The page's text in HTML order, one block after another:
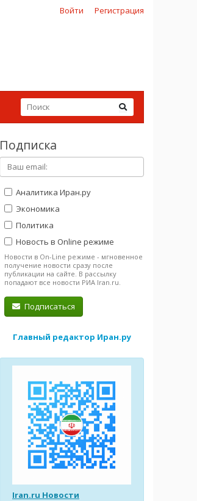
Войти Регистрация
Подписка
Аналитика Иран.ру
Экономика
Политика
Новость в Online режиме
Новости в On-Line режиме - мгновенное
получение новости сразу после
публикации на сайте. В рассылку
попадают все новости РИА Iran.ru.
Подписаться
Главный редактор Иран.ру
Iran.ru Новости